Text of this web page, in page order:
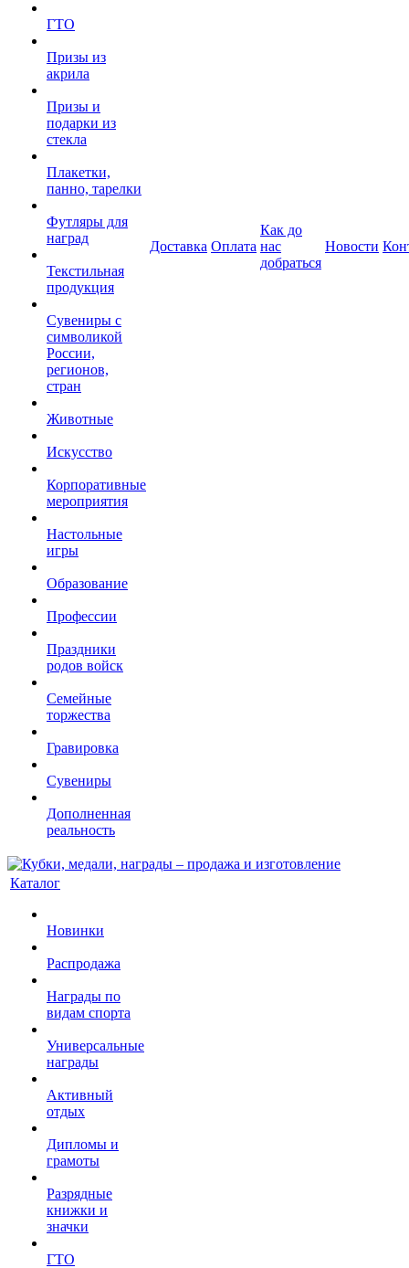
ГТО
Призы из
акрила
Призы и
подарки из
стекла
Плакетки,
панно, тарелки
Футляры для
наград
Текстильная
продукция
Сувениры с
символикой
России,
регионов,
стран
Животные
Искусство
Корпоративные
мероприятия
Настольные
игры
Образование
Профессии
Праздники
родов войск
Семейные
торжества
Гравировка
Сувениры
Дополненная
реальность
Доставка Оплата
Как до
нас
добраться
Новости
Каталог
Новинки
Распродажа
Награды по
видам спорта
Универсальные
награды
Активный
отдых
Дипломы и
грамоты
Разрядные
книжки и
значки
ГТО